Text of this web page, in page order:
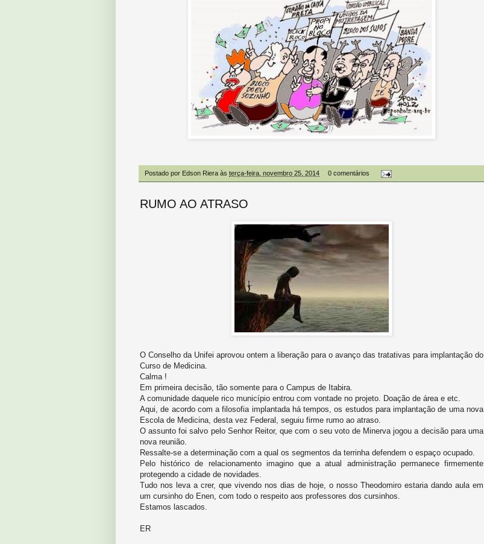
Postado por Edson Riera às terça-feira, novembro 25, 2014 0 comentários
RUMO AO ATRASO
O Conselho da Unifei aprovou ontem a liberação para o avanço das tratativas para implantação do
Curso de Medicina.
Calma !
Em primeira decisão, tão somente para o Campus de Itabira.
A comunidade daquele rico município entrou com vontade no projeto. Doação de área e etc.
Aqui, de acordo com a filosofia implantada há tempos, os estudos para implantação de uma nova
Escola de Medicina, desta vez Federal, seguiu firme rumo ao atraso.
O assunto foi salvo pelo Senhor Reitor, que com o seu voto de Minerva jogou a decisão para uma
nova reunião.
Ressalte-se a determinação com a qual os segmentos da terrinha defendem o espaço ocupado.
Pelo histórico de relacionamento imagino que a atual administração permanece firmemente
protegendo a cidade de novidades.
Tudo nos leva a crer, que vivendo nos dias de hoje, o nosso Theodomiro estaria dando aula em
um cursinho do Enen, com todo o respeito aos professores dos cursinhos.
Estamos lascados.
ER